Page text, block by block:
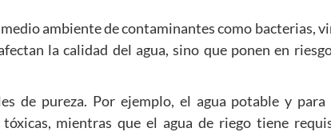
ambiente de contaminantes como bacterias,
la calidad del agua, sino que ponen en
de pureza. Por ejemplo, el agua potable y
mientras que el agua de riego tiene